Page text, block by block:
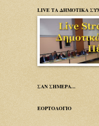
LIVE ΤΑ ΔΗΜΟΤΙΚΑ
ΣΑΝ ΣΗΜΕΡΑ...
ΕΟΡΤΟΛΟΓΙΟ